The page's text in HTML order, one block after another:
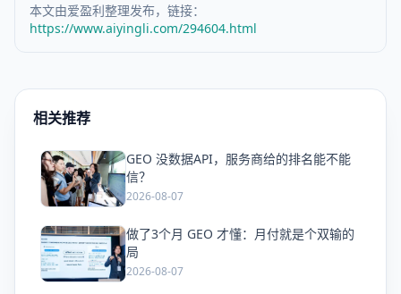
本文由爱盈利整理发布，链接：
https://www.aiyingli.com/294604.html
相关推荐
爱
GEO 没数据API，服务商给的排名能不能
信？
2026-08-07
爱
做了3个月 GEO 才懂：月付就是个双输的
局
2026-08-07